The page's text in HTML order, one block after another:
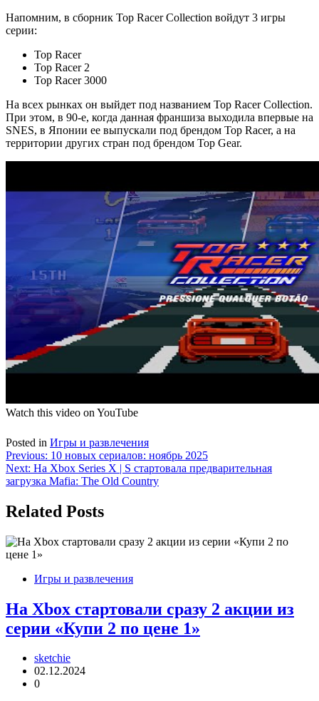
Напомним, в сборник Top Racer Collection войдут 3 игры
серии:
Top Racer
Top Racer 2
Top Racer 3000
На всех рынках он выйдет под названием Top Racer Collection.
При этом, в 90-е, когда данная франшиза выходила впервые на
SNES, в Японии ее выпускали под брендом Top Racer, а на
территории других стран под брендом Top Gear.
Watch this video on YouTube
Posted in Игры и развлечения
Навигация
по
Previous: 10 новых сериалов: ноябрь 2025
Next: На Xbox Series X | S стартовала предварительная
загрузка Mafia: The Old Country
Related Posts
Игры и развлечения
На Xbox cтартовали сразу 2 акции из
серии «Купи 2 по цене 1»
sketchie
02.12.2024
0